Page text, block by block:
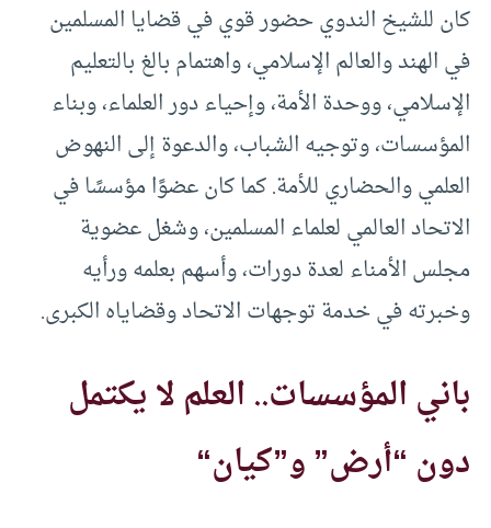
كان للشيخ الندوي حضور قوي في قضايا المسلمين
في الهند والعالم الإسلامي، واهتمام بالغ بالتعليم
الإسلامي، ووحدة الأمة، وإحياء دور العلماء، وبناء
المؤسسات، وتوجيه الشباب، والدعوة إلى النهوض
العلمي والحضاري للأمة. كما كان عضوًا مؤسسًا في
الاتحاد العالمي لعلماء المسلمين، وشغل عضوية
مجلس الأمناء لعدة دورات، وأسهم بعلمه ورأيه
وخبرته في خدمة توجهات الاتحاد وقضاياه الكبرى.
باني المؤسسات.. العلم لا يكتمل
دون “أرض” و”كيان“